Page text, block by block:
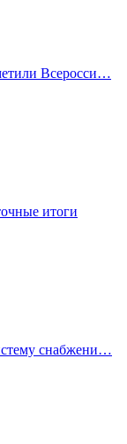
Всеросси…
итоги
снабжени…